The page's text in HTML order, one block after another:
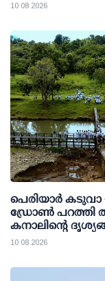
10 08 2026
പെരിയാര്‍
ഡ്രോണ്‍ പറത്തി
10 08 2026